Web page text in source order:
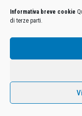
Informativa breve cookie
di terze parti.
Euro 12.500.000 i.v. - C.F. e Iscr.
P.IVA. 11005760159 -